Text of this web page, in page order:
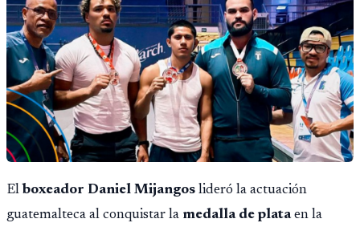
El boxeador Daniel Mijangos lideró la actuación
guatemalteca al conquistar la medalla de plataen la